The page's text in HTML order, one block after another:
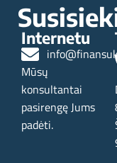
Internetu
Mūsų
konsultantai
pasirengę Jums
padėti.